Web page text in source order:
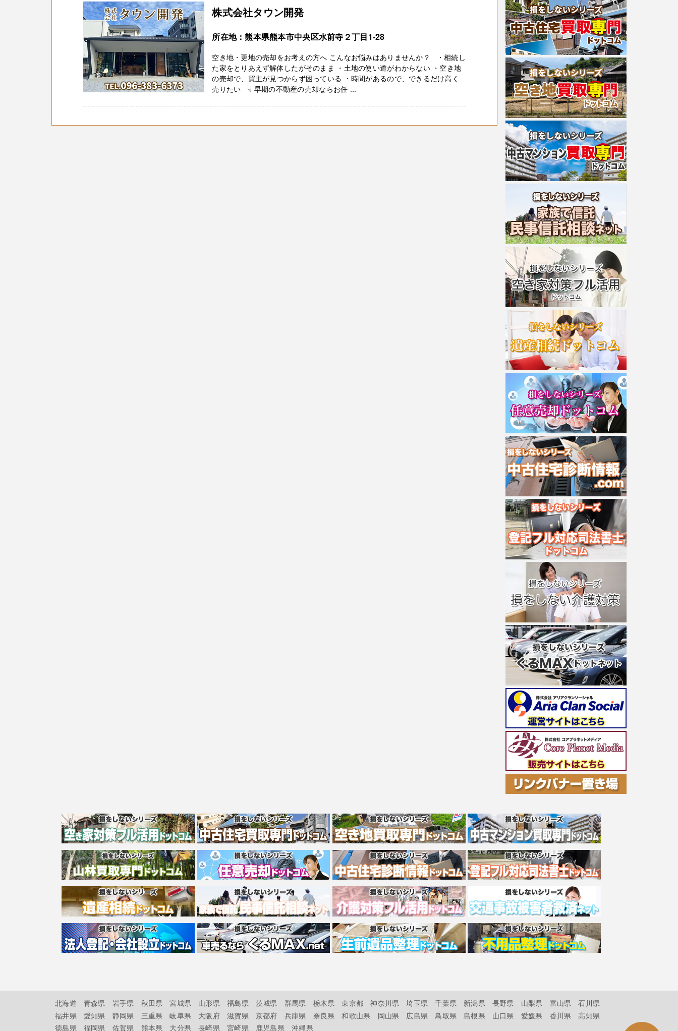
株式会社タウン開発
所在地：熊本県熊本市中央区水前寺２丁目1-28
空き地・更地の売却をお考えの方へ こんなお悩みはありませんか？ ・相続し
た家をとりあえず解体したがそのまま ・土地の使い道がわからない ・空き地
の売却で、買主が見つからず困っている ・時間があるので、できるだけ高く
売りたい ☟ 早期の不動産の売却ならお任 ...
北海道 青森県 岩手県 秋田県 宮城県 山形県 福島県 茨城県 群馬県 栃木県 東京都 神奈川県 埼玉県 千葉県 新潟県 長野県 山梨県 富山県
石川県
福井県
愛知県 静岡県 三重県 岐阜県 大阪府 滋賀県 京都府 兵庫県 奈良県 和歌山県 岡山県 広島県 鳥取県 島根県 山口県 愛媛県 香川県
高知県
徳島県
福岡県 佐賀県 熊本県 大分県 長崎県 宮崎県 鹿児島県 沖縄県